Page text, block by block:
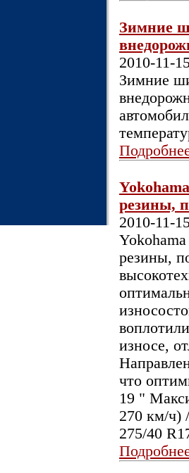
Зимние
2010-11-
Зимние
резины,
2010-11-
резины,
износе,
что
19 "
270 км/ч)
275/40